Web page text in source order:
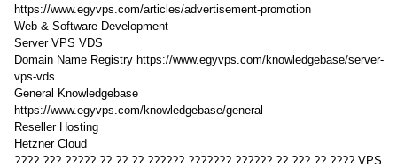
https://www.egyvps.com/articles/advertisement-promotion
Web & Software Development
Server VPS VDS
Domain Name Registry https://www.egyvps.com/knowledgebase/server-
vps-vds
General Knowledgebase
https://www.egyvps.com/knowledgebase/general
Reseller Hosting
Hetzner Cloud
???? ??? ????? ?? ?? ?? ?????? ??????? ?????? ?? ??? ?? ???? VPS